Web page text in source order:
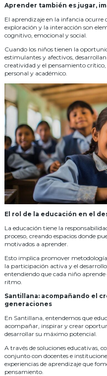
Aprender también es jugar,
El aprendizaje en la infancia ocurre
exploración y la interacción son
cognitivo, emocional y social.
Cuando los niños tienen la
estimulantes y afectivos,
creatividad y el pensamiento
personal y académico.
El rol de la educación en el
La educación tiene la
proceso, creando espacios donde
motivados a aprender.
Esto implica promover
la participación activa y el
entendiendo que cada niño
ritmo.
Santillana: acompañando el
generaciones
En Santillana, entendemos que
acompañar, inspirar y crear
desarrollar su máximo potencial.
A través de soluciones educativas,
conjunto con docentes e
experiencias de aprendizaje que
pensamiento.